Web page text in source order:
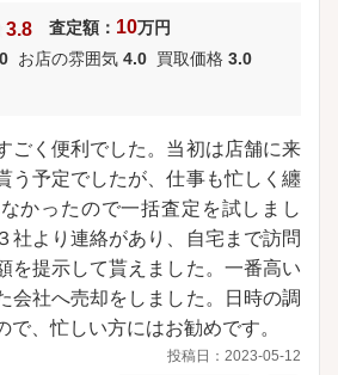
3.8 査定額： 10万円
お店の雰囲気 4.0 買取価格 3.0
ごく便利でした。当初は店舗に来
う予定でしたが、仕事も忙しく纏
かったので一括査定を試しまし
社より連絡があり、自宅まで訪問
を提示して貰えました。一番高い
会社へ売却をしました。日時の調
で、忙しい方にはお勧めです。
投稿日： 2023-05-12